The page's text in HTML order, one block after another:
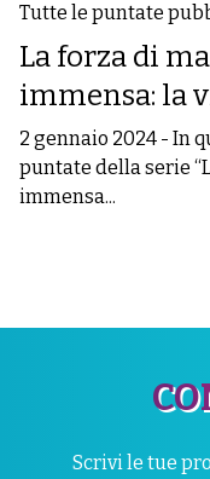
Tutte le puntate
La forza di
immensa: la
2 gennaio 2024 - In
puntate della serie
immensa...
Scrivi le tue